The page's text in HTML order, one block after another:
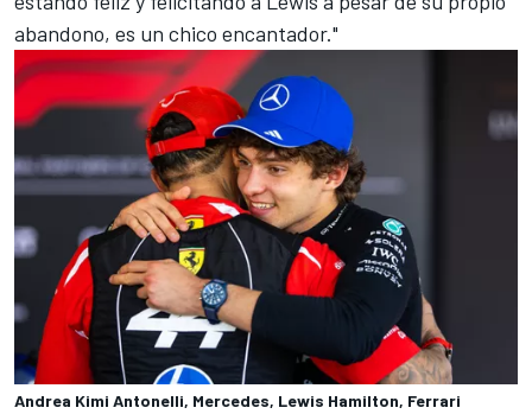
abandono, es un chico encantador."
Andrea Kimi Antonelli, Mercedes, Lewis Hamilton, Ferrari